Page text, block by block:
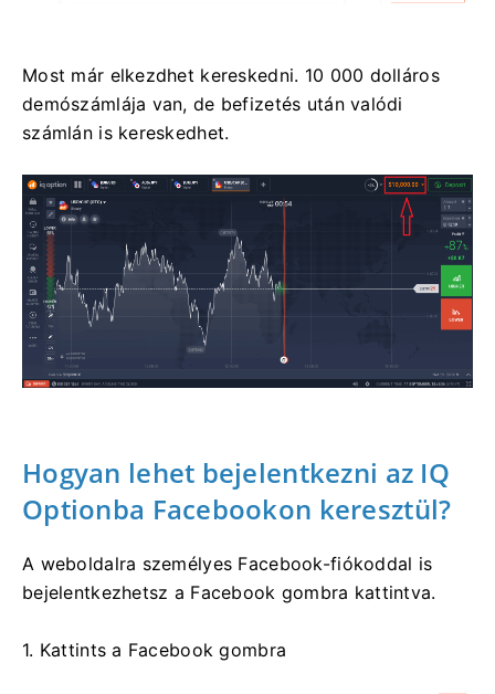
Most már elkezdhet kereskedni. 10 000 dolláros
demószámlája van, de befizetés után valódi
számlán is kereskedhet.
Hogyan lehet bejelentkezni az IQ
Optionba Facebookon keresztül?
A weboldalra személyes Facebook-fiókoddal is
bejelentkezhetsz a Facebook gombra kattintva.
1. Kattints a Facebook gombra